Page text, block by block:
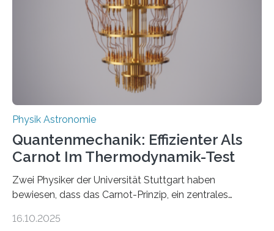
Internationalen Jahr der Quantenwissenschaft und -
technologie ausgerufen hat. Doch nun hat eine
internationale Forschungsgruppe um den
Physik Astronomie
Quantenmechanik: Effizienter Als
Carnot Im Thermodynamik-Test
Zwei Physiker der Universität Stuttgart haben
bewiesen, dass das Carnot-Prinzip, ein zentrales
Größenordnung von Atomen gilt, deren physikalische
16.10.2025